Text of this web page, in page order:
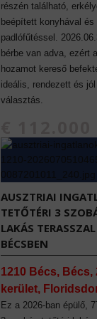
részén található,
beépített konyhával és
padlófűtéssel.
bérbe van adva, ezért
hozamot kereső
ideális, rendezett és
választás.
(Nettó)
AUSZTRIAI
TETŐTÉRI 3
LAKÁS TERASSZAL
BÉCSBEN
1210 Bécs, Bécs,
kerület,
Ez a 2026-ban épülő,